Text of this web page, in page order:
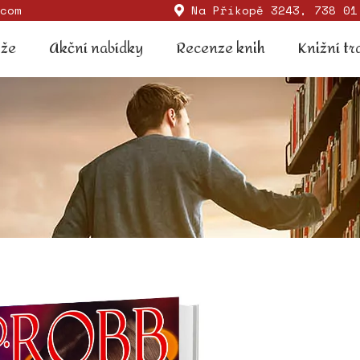
Na Příkopě 3243, 738
Akční nabídky Recenze knih Knižní
Akční nabídky Recenze knih